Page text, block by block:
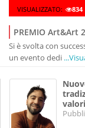
VISUALIZZATO:
834
PREMIO Art&Art
Si è svolta con
un evento dedi